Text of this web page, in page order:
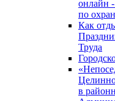
онлайн
по
Как
Труда
в